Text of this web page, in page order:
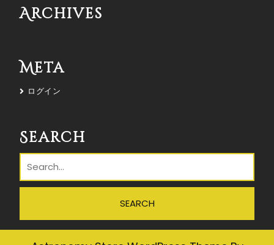
Archives
Meta
ログイン
Search